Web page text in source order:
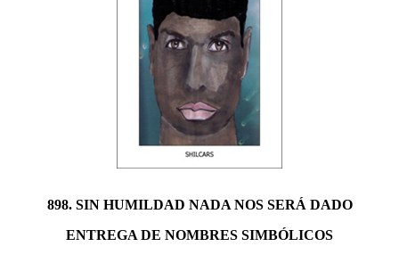
898. SIN HUMILDAD NADA NOS SERÁ DADO
ENTREGA DE NOMBRES SIMBÓLICOS